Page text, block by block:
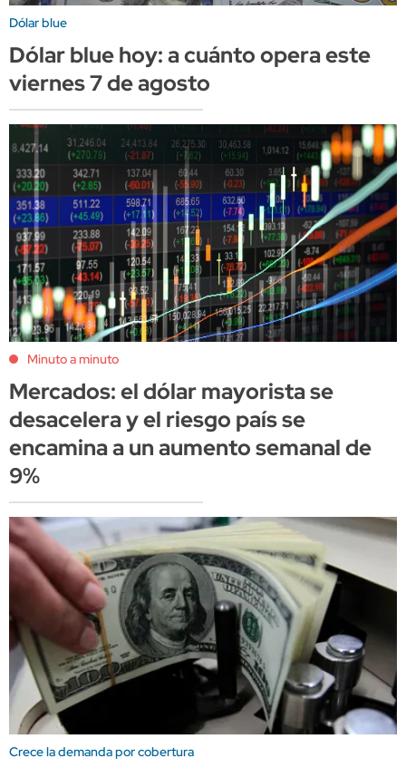
Dólar blue
Dólar blue hoy: a cuánto opera este
viernes 7 de agosto
Minuto a minuto
Mercados: el dólar mayorista se
desacelera y el riesgo país se
encamina a un aumento semanal de
9%
Crece la demanda por cobertura